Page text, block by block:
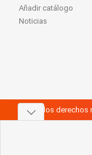
Añadir catálogo
Noticias
Todos los